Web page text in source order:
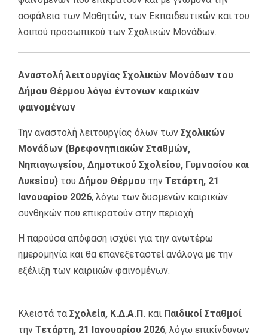
ασφάλεια των Μαθητών, των Εκπαιδευτικών και του
λοιπού προσωπικού των Σχολικών Μονάδων.
Αναστολή λειτουργίας Σχολικών Μονάδων του
Δήμου Θέρμου λόγω έντονων καιρικών
φαινομένων
Την αναστολή λειτουργίας όλων των Σχολικών
Μονάδων (Βρεφονηπιακών Σταθμών,
Νηπιαγωγείου, Δημοτικού Σχολείου, Γυμνασίου και
Λυκείου) του Δήμου Θέρμου την Τετάρτη, 21
Ιανουαρίου 2026, λόγω των δυσμενών καιρικών
συνθηκών που επικρατούν στην περιοχή.
Η παρούσα απόφαση ισχύει για την ανωτέρω
ημερομηνία και θα επανεξεταστεί ανάλογα με την
εξέλιξη των καιρικών φαινομένων.
Κλειστά τα Σχολεία, Κ.Δ.Α.Π. και Παιδικοί Σταθμοί
την Τετάρτη, 21 Ιανουαρίου 2026, λόγω επικίνδυνων